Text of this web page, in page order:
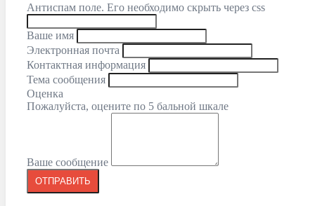
Антиспам поле. Его необходимо скрыть через css
Ваше имя
Электронная почта
Контактная информация
Тема сообщения
Оценка
Пожалуйста, оцените по 5 бальной шкале
Ваше сообщение